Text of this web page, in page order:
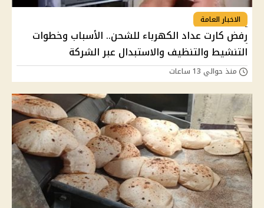
الاخبار العامة
رفض كارت عداد الكهرباء للشحن.. الأسباب وخطوات
التنشيط والتنظيف والاستبدال عبر الشركة
منذ حوالي 13 ساعات